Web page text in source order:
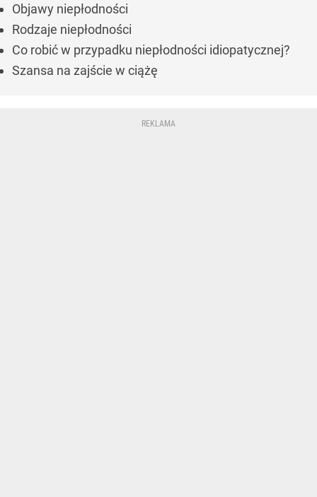
Objawy niepłodności
Rodzaje niepłodności
Co robić w przypadku niepłodności idiopatycznej?
Szansa na zajście w ciążę